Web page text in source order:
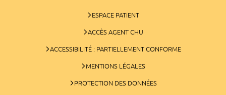
ESPACE PATIENT
ACCÈS AGENT CHU
ACCESSIBILITÉ : PARTIELLEMENT CONFORME
MENTIONS LÉGALES
PROTECTION DES DONNÉES